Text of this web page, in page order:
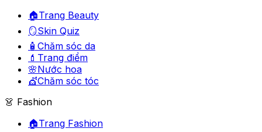
🏠Trang Beauty
🪞Skin Quiz
🧴 Chăm sóc da
💄 Trang điểm
🌸Nước hoa
💇Chăm sóc tóc
👗 Fashion
🏠Trang Fashion